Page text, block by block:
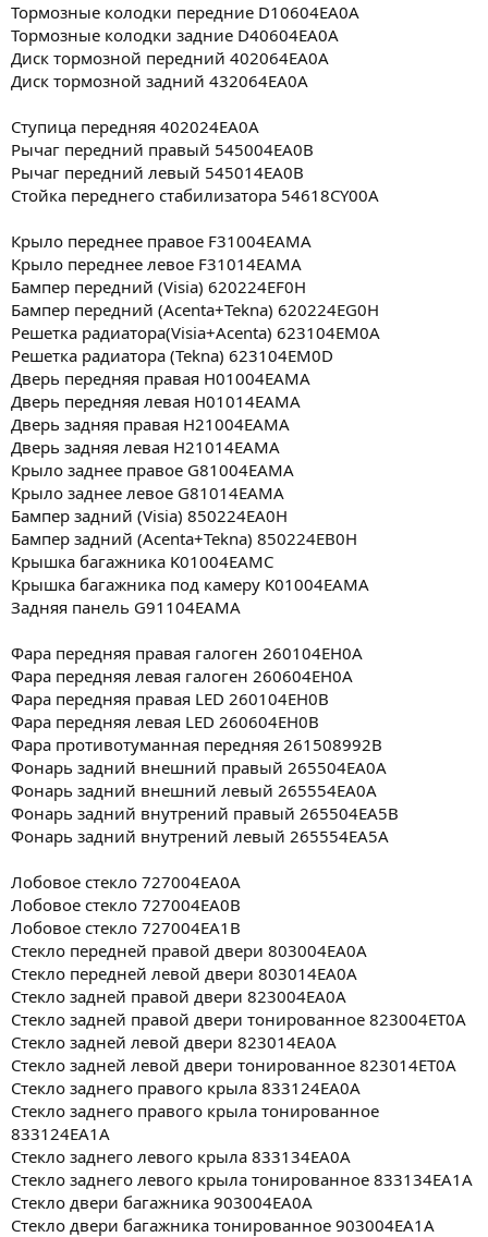
Тормозные колодки передние D10604EA0A
Тормозные колодки задние D40604EA0A
Диск тормозной передний 402064EA0A
Диск тормозной задний 432064EA0A
Ступица передняя 402024EA0A
Рычаг передний правый 545004EA0B
Рычаг передний левый 545014EA0B
Стойка переднего стабилизатора 54618CY00A​
Крыло переднее правое F31004EAMA
Крыло переднее левое F31014EAMA
Бампер передний (Visia) 620224EF0H
Бампер передний (Acenta+Tekna) 620224EG0H
Решетка радиатора(Visia+Acenta) 623104EM0A
Решетка радиатора (Tekna) 623104EM0D
Дверь передняя правая H01004EAMA
Дверь передняя левая H01014EAMA
Дверь задняя правая H21004EAMA
Дверь задняя левая H21014EAMA
Крыло заднее правое G81004EAMA
Крыло заднее левое G81014EAMA
Бампер задний (Visia) 850224EA0H
Бампер задний (Acenta+Tekna) 850224EB0H
Крышка багажника K01004EAMC
Крышка багажника под камеру K01004EAMA
Задняя панель G91104EAMA
Фара передняя правая галоген 260104EH0A
Фара передняя левая галоген 260604EH0A
Фара передняя правая LED 260104EH0B
Фара передняя левая LED 260604EH0B
Фара противотуманная передняя 261508992B
Фонарь задний внешний правый 265504EA0A
Фонарь задний внешний левый 265554EA0A
Фонарь задний внутрений правый 265504EA5B
Фонарь задний внутрений левый 265554EA5A
Лобовое стекло 727004EA0A
Лобовое стекло 727004EA0B
Лобовое стекло 727004EA1B
Стекло передней правой двери 803004EA0A
Стекло передней левой двери 803014EA0A
Стекло задней правой двери 823004EA0A
Стекло задней правой двери тонированное 823004ET0A
Стекло задней левой двери 823014EA0A
Стекло задней левой двери тонированное 823014ET0A
Стекло заднего правого крыла 833124EA0A
Стекло заднего правого крыла тонированное
833124EA1A
Стекло заднего левого крыла 833134EA0A
Стекло заднего левого крыла тонированное 833134EA1A
Стекло двери багажника 903004EA0A
Стекло двери багажника тонированное 903004EA1A